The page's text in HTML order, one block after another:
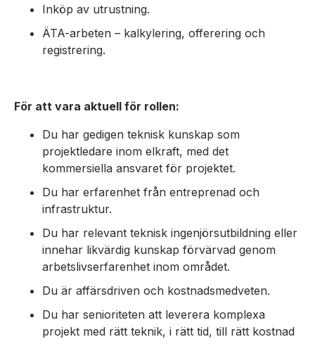
Inköp av utrustning.
ÄTA-arbeten – kalkylering, offerering och
registrering.
För att vara aktuell för rollen:
Du har gedigen teknisk kunskap som
projektledare inom elkraft, med det
kommersiella ansvaret för projektet.
Du har erfarenhet från entreprenad och
infrastruktur.
Du har relevant teknisk ingenjörsutbildning eller
innehar likvärdig kunskap förvärvad genom
arbetslivserfarenhet inom området.
Du är affärsdriven och kostnadsmedveten.
Du har senioriteten att leverera komplexa
projekt med rätt teknik, i rätt tid, till rätt kostnad